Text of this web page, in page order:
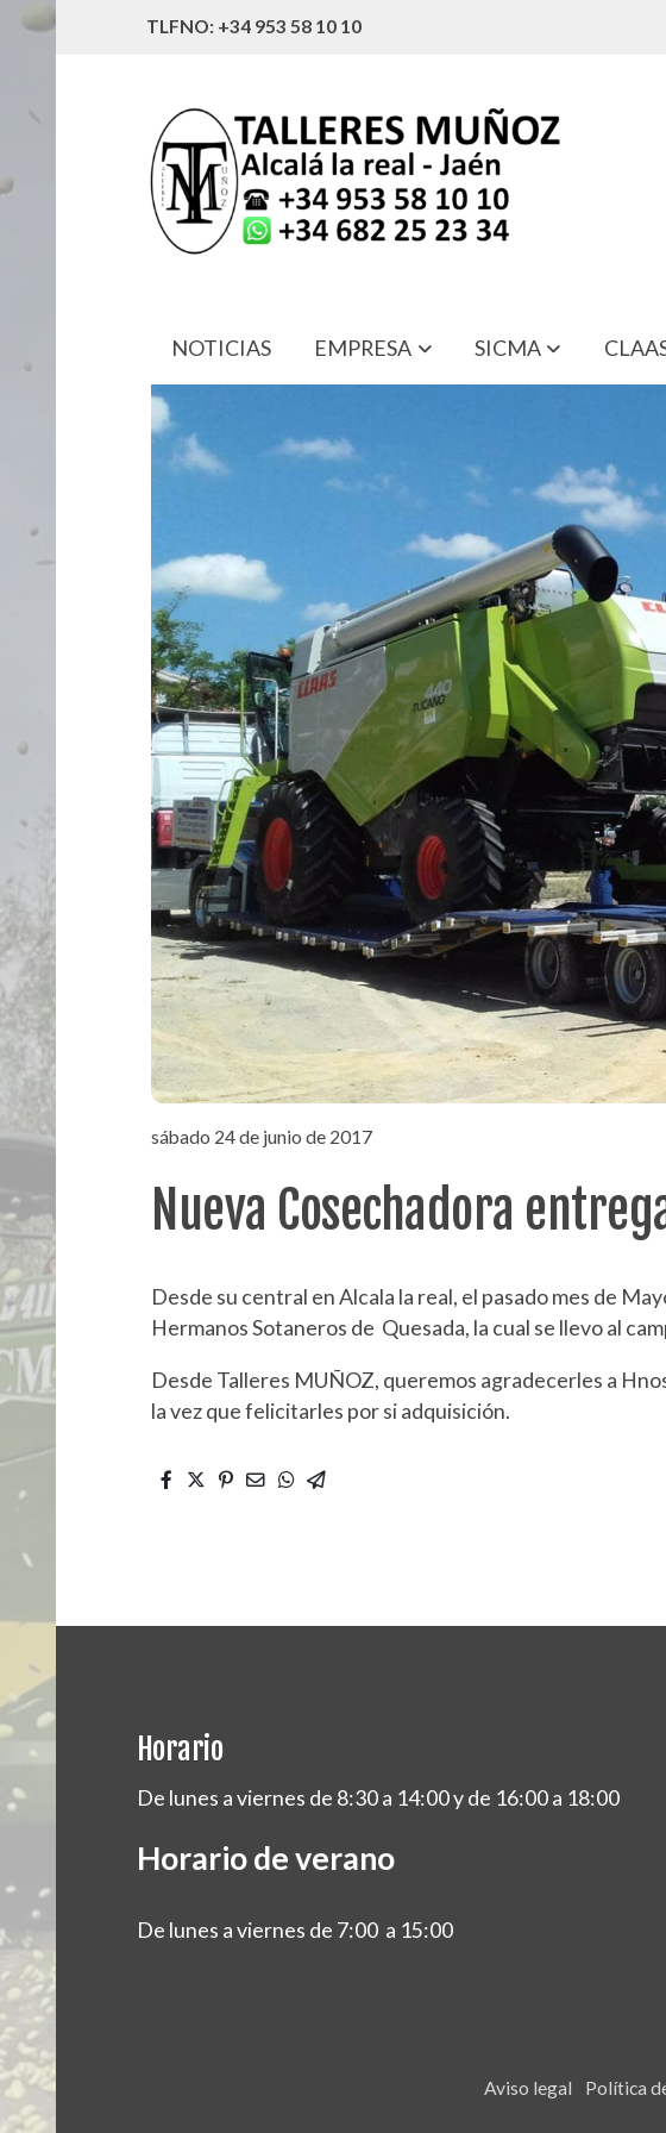
TLFNO: +34 953 58 10 10
NOTICIAS EMPRESA SICMA
sábado 24 de junio de 2017
Nueva Cosechadora
Desde su central en Alcala la real, el pasado mes de
Hermanos Sotaneros de Quesada, la cual se llevo al
Desde Talleres MUÑOZ, queremos agradecerles a
la vez que felicitarles por si adquisición.
Horario
De lunes a viernes de 8:30 a 14:00 y de 16:00 a 18:00
Horario de verano
De lunes a viernes de 7:00 a 15:00
Aviso legal Política